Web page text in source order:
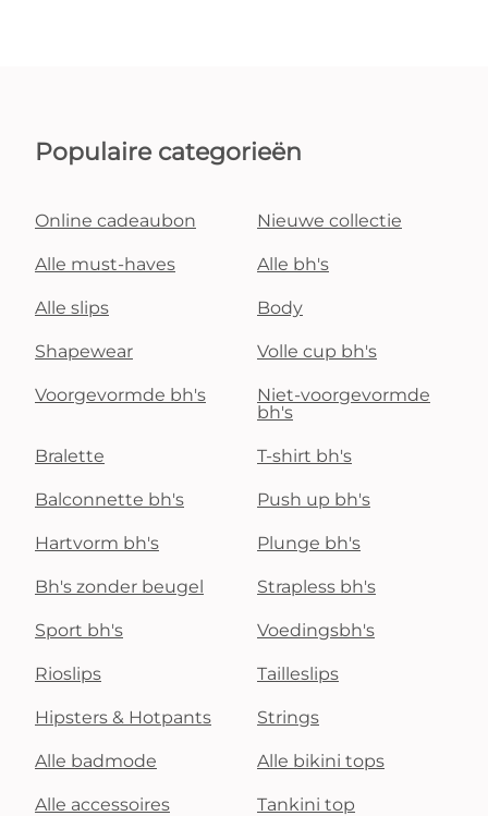
Populaire categorieën
Online cadeaubon Nieuwe collectie
Alle must-haves Alle bh's
Alle slips Body
Shapewear Volle cup bh's
Voorgevormde bh's
Niet-voorgevormde
bh's
Bralette T-shirt bh's
Balconnette bh's Push up bh's
Hartvorm bh's Plunge bh's
Bh's zonder beugel Strapless bh's
Sport bh's Voedingsbh's
Rioslips Tailleslips
Hipsters & Hotpants Strings
Alle badmode Alle bikini tops
Alle accessoires Tankini top